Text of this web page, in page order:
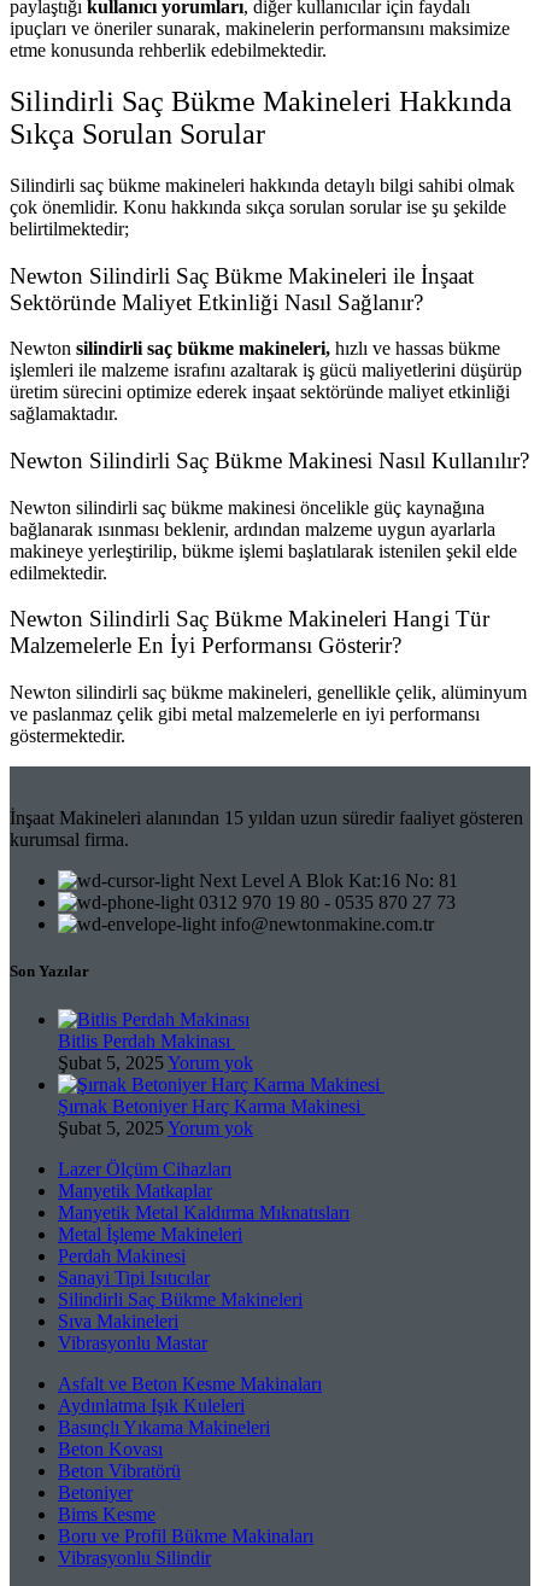
paylaştığı kullanıcı yorumları, diğer kullanıcılar için faydalı
ipuçları ve öneriler sunarak, makinelerin performansını maksimize
etme konusunda rehberlik edebilmektedir.
Silindirli Saç Bükme Makineleri Hakkında
Sıkça Sorulan Sorular
Silindirli saç bükme makineleri hakkında detaylı bilgi sahibi olmak
çok önemlidir. Konu hakkında sıkça sorulan sorular ise şu şekilde
belirtilmektedir;
Newton Silindirli Saç Bükme Makineleri ile İnşaat
Sektöründe Maliyet Etkinliği Nasıl Sağlanır?
Newton silindirli saç bükme makineleri, hızlı ve hassas bükme
işlemleri ile malzeme israfını azaltarak iş gücü maliyetlerini düşürüp
üretim sürecini optimize ederek inşaat sektöründe maliyet etkinliği
sağlamaktadır.
Newton Silindirli Saç Bükme Makinesi Nasıl Kullanılır?
Newton silindirli saç bükme makinesi öncelikle güç kaynağına
bağlanarak ısınması beklenir, ardından malzeme uygun ayarlarla
makineye yerleştirilip, bükme işlemi başlatılarak istenilen şekil elde
edilmektedir.
Newton Silindirli Saç Bükme Makineleri Hangi Tür
Malzemelerle En İyi Performansı Gösterir?
Newton silindirli saç bükme makineleri, genellikle çelik, alüminyum
ve paslanmaz çelik gibi metal malzemelerle en iyi performansı
göstermektedir.
İnşaat Makineleri alanından 15 yıldan uzun süredir faaliyet gösteren
kurumsal firma.
Next Level A Blok Kat:16 No: 81
0312 970 19 80 - 0535 870 27 73
info@newtonmakine.com.tr
Son Yazılar
Bitlis Perdah Makinası
Şubat 5, 2025Yorum yok
Şırnak Betoniyer Harç Karma Makinesi
Şubat 5, 2025Yorum yok
Lazer Ölçüm Cihazları
Manyetik Matkaplar
Manyetik Metal Kaldırma Mıknatısları
Metal İşleme Makineleri
Perdah Makinesi
Sanayi Tipi Isıtıcılar
Silindirli Saç Bükme Makineleri
Sıva Makineleri
Vibrasyonlu Mastar
Asfalt ve Beton Kesme Makinaları
Aydınlatma Işık Kuleleri
Basınçlı Yıkama Makineleri
Beton Kovası
Beton Vibratörü
Betoniyer
Bims Kesme
Boru ve Profil Bükme Makinaları
Vibrasyonlu Silindir